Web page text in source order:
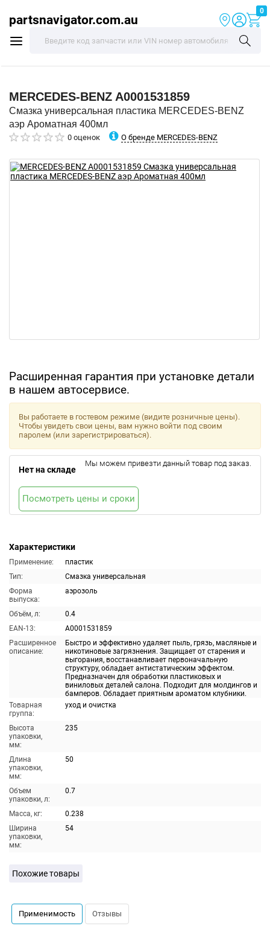
partsnavigator.com.au
0
MERCEDES-BENZ A0001531859
Смазка универсальная пластика MERCEDES-BENZ
аэр Ароматная 400мл
0 оценок О бренде MERCEDES-BENZ
Расширенная гарантия при установке детали
в нашем автосервисе.
Характеристики
Применение:
пластик
Тип:
Смазка универсальная
Форма
выпуска:
аэрозоль
Объём, л:
0.4
EAN-13:
A0001531859
Расширенное
описание:
Быстро и эффективно удаляет пыль, грязь, масляные и
никотиновые загрязнения. Защищает от старения и
выгорания, восстанавливает первоначальную
структуру, обладает антистатическим эффектом.
Предназначен для обработки пластиковых и
виниловых деталей салона. Подходит для молдингов и
бамперов. Обладает приятным ароматом клубники.
Товарная
группа:
уход и очистка
Высота
упаковки,
мм:
235
Длина
упаковки,
мм:
50
Объем
упаковки, л:
0.7
Масса, кг:
0.238
Ширина
упаковки,
мм:
54
Вы работаете в гостевом режиме (видите розничные цены).
Чтобы увидеть свои цены, вам нужно войти под своим
паролем (или зарегистрироваться).
Нет на складе
Мы можем привезти данный товар под заказ.
Посмотреть цены и сроки
Похожие товары
Применимость Отзывы